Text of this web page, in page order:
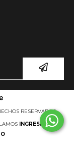
RESERVADOS.
INGRESÁ ACÁ.